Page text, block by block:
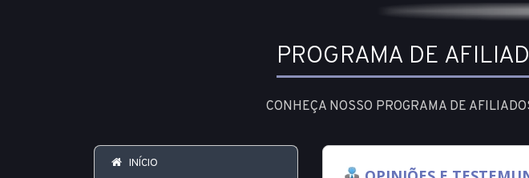
PROGRAMA DE
CONHEÇA NOSSO PROGRAMA DE
INÍCIO